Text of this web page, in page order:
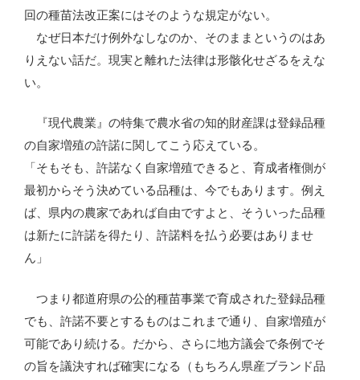
回の種苗法改正案にはそのような規定がない。
なぜ日本だけ例外なしなのか、そのままというのはあ
りえない話だ。現実と離れた法律は形骸化せざるをえな
い。
『現代農業』の特集で農水省の知的財産課は登録品種
の自家増殖の許諾に関してこう応えている。
「そもそも、許諾なく自家増殖できると、育成者権側が
最初からそう決めている品種は、今でもあります。例え
ば、県内の農家であれば自由ですよと、そういった品種
は新たに許諾を得たり、許諾料を払う必要はありませ
ん」
つまり都道府県の公的種苗事業で育成された登録品種
でも、許諾不要とするものはこれまで通り、自家増殖が
可能であり続ける。だから、さらに地方議会で条例でそ
の旨を議決すれば確実になる（もちろん県産ブランド品